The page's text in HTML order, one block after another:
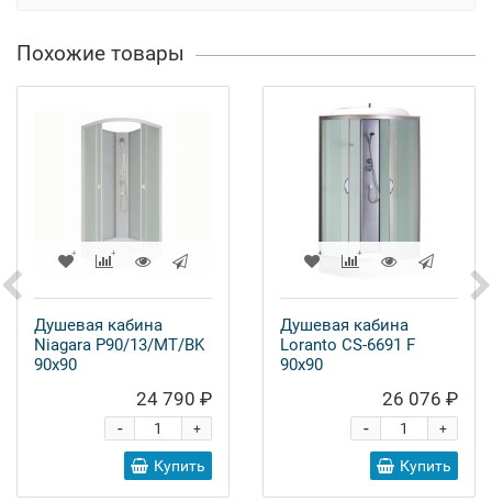
Похожие товары
Душевая кабина
Niagara P90/13/MT/BK
90x90
24 790 ₽
+
-
Купить
Душевая кабина
Loranto CS-6691 F
90x90
26 076 ₽
+
-
Купить